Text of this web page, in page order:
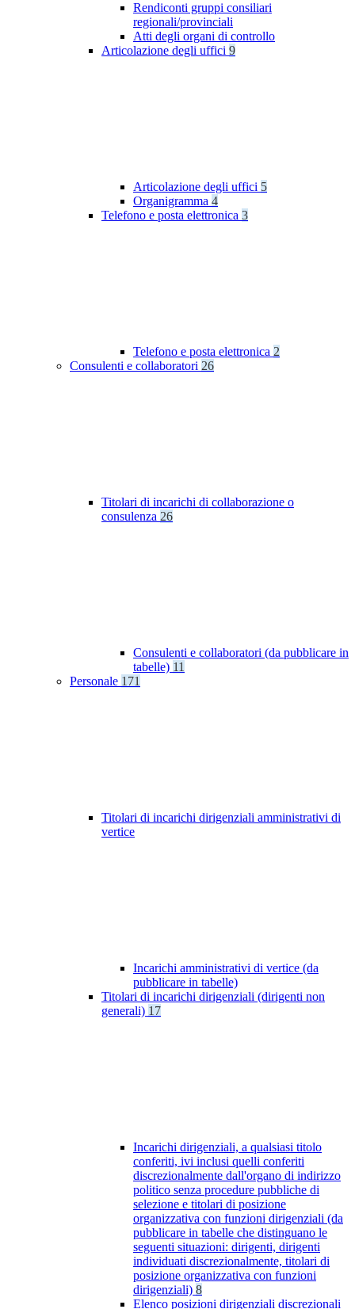
Rendiconti gruppi consiliari
regionali/provinciali
Atti degli organi di controllo
Articolazione degli uffici 9
Articolazione degli uffici 5
Organigramma 4
Telefono e posta elettronica 3
Telefono e posta elettronica 2
Consulenti e collaboratori 26
Titolari di incarichi di collaborazione o
consulenza 26
Consulenti e collaboratori (da pubblicare in
tabelle) 11
Personale 171
Titolari di incarichi dirigenziali amministrativi di
vertice
Incarichi amministrativi di vertice (da
pubblicare in tabelle)
Titolari di incarichi dirigenziali (dirigenti non
generali) 17
Incarichi dirigenziali, a qualsiasi titolo
conferiti, ivi inclusi quelli conferiti
discrezionalmente dall'organo di indirizzo
politico senza procedure pubbliche di
selezione e titolari di posizione
organizzativa con funzioni dirigenziali (da
pubblicare in tabelle che distinguano le
seguenti situazioni: dirigenti, dirigenti
individuati discrezionalmente, titolari di
posizione organizzativa con funzioni
dirigenziali) 8
Elenco posizioni dirigenziali discrezionali